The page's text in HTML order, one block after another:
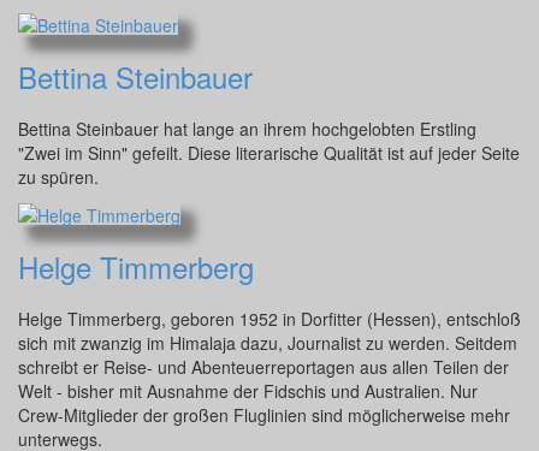
Bettina Steinbauer
Bettina Steinbauer hat lange an ihrem hochgelobten Erstling
"Zwei im Sinn" gefeilt. Diese literarische Qualität ist auf jeder Seite
zu spüren.
Helge Timmerberg
Helge Timmerberg, geboren 1952 in Dorfitter (Hessen), entschloß
sich mit zwanzig im Himalaja dazu, Journalist zu werden. Seitdem
schreibt er Reise- und Abenteuerreportagen aus allen Teilen der
Welt - bisher mit Ausnahme der Fidschis und Australien. Nur
Crew-Mitglieder der großen Fluglinien sind möglicherweise mehr
unterwegs.